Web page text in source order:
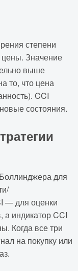
степени
цены. Значение
выше
то, что цена
CCI
состояния.
для
— для оценки
а индикатор CCI
Когда все три
на покупку или